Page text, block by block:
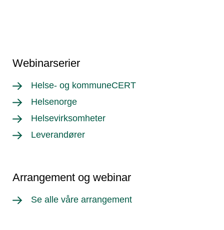
Webinarserier
Helse- og kommuneCERT
Helsenorge
Helsevirksomheter
Leverandører
Arrangement og webinar
Se alle våre arrangement